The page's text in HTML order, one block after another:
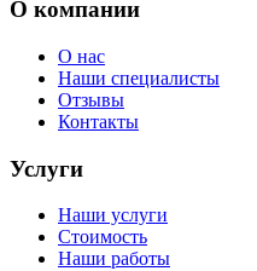
О компании
О нас
Наши специалисты
Отзывы
Контакты
Услуги
Наши услуги
Стоимость
Наши работы